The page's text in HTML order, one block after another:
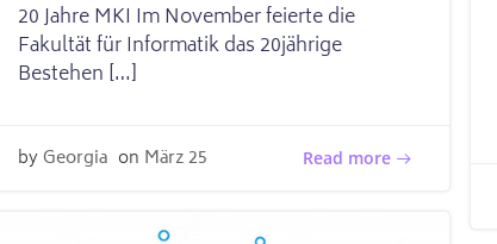
20 Jahre MKI Im November feierte die
Fakultät für Informatik das 20jährige
Bestehen […]
byGeorgia on März 25 Read more